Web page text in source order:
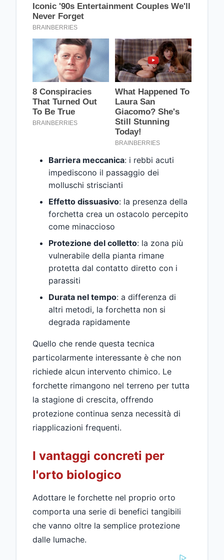
Barriera meccanica: i rebbi acuti
impediscono il passaggio dei
molluschi striscianti
Effetto dissuasivo: la presenza della
forchetta crea un ostacolo percepito
come minaccioso
Protezione del colletto: la zona più
vulnerabile della pianta rimane
protetta dal contatto diretto con i
parassiti
Durata nel tempo: a differenza di
altri metodi, la forchetta non si
degrada rapidamente
Quello che rende questa tecnica
particolarmente interessante è che non
richiede alcun intervento chimico. Le
forchette rimangono nel terreno per tutta
la stagione di crescita, offrendo
protezione continua senza necessità di
riapplicazioni frequenti.
I vantaggi concreti per
l'orto biologico
Adottare le forchette nel proprio orto
comporta una serie di benefici tangibili
che vanno oltre la semplice protezione
dalle lumache.